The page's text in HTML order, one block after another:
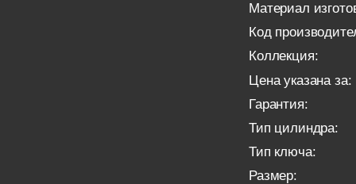
Материал
Код
Коллекция:
Цена указана за:
Гарантия:
Тип цилиндра:
Тип ключа:
Размер: